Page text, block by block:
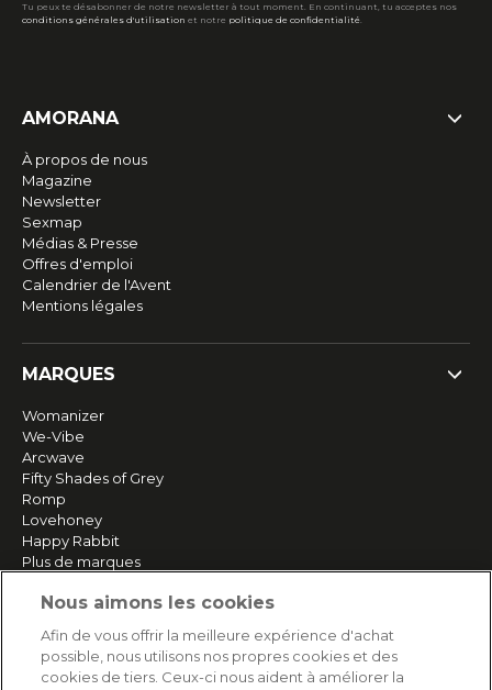
Tu peux te désabonner de notre newsletter à tout moment. En continuant, tu acceptes nos
conditions générales d'utilisation et notre politique de confidentialité.
AMORANA
À propos de nous
Magazine
Newsletter
Sexmap
Médias & Presse
Offres d'emploi
Calendrier de l'Avent
Mentions légales
MARQUES
Womanizer
We-Vibe
Arcwave
Fifty Shades of Grey
Romp
Lovehoney
Happy Rabbit
Plus de marques
SERVICE
Livraison rapide et gratuite
Nous aimons les cookies
Afin de vous offrir la meilleure expérience d'achat
possible, nous utilisons nos propres cookies et des
cookies de tiers. Ceux-ci nous aident à améliorer la